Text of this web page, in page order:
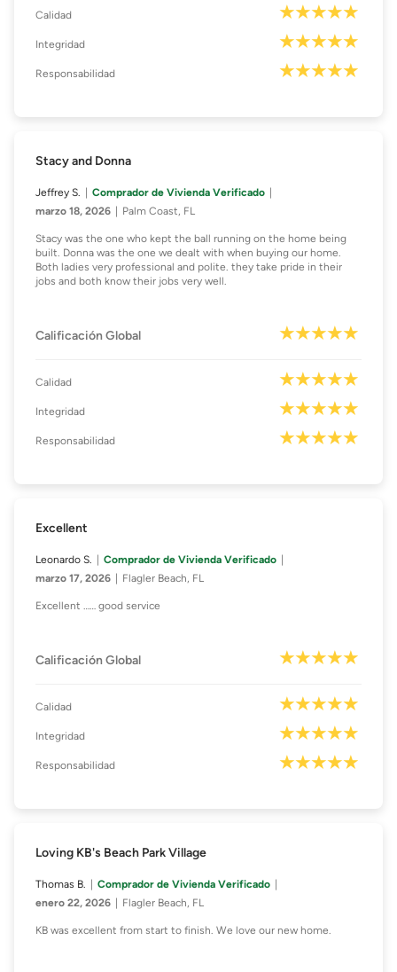
Calidad
Integridad
Responsabilidad
Stacy and Donna
Jeffrey S.
Comprador de Vivienda Verificado
marzo 18, 2026
Palm Coast, FL
Stacy was the one who kept the ball running on the home being
built. Donna was the one we dealt with when buying our home.
Both ladies very professional and polite. they take pride in their
jobs and both know their jobs very well.
Calificación Global
Calidad
Integridad
Responsabilidad
Excellent
Leonardo S.
Comprador de Vivienda Verificado
marzo 17, 2026
Flagler Beach, FL
Excellent …… good service
Calificación Global
Calidad
Integridad
Responsabilidad
Loving KB's Beach Park Village
Thomas B.
Comprador de Vivienda Verificado
enero 22, 2026
Flagler Beach, FL
KB was excellent from start to finish. We love our new home.